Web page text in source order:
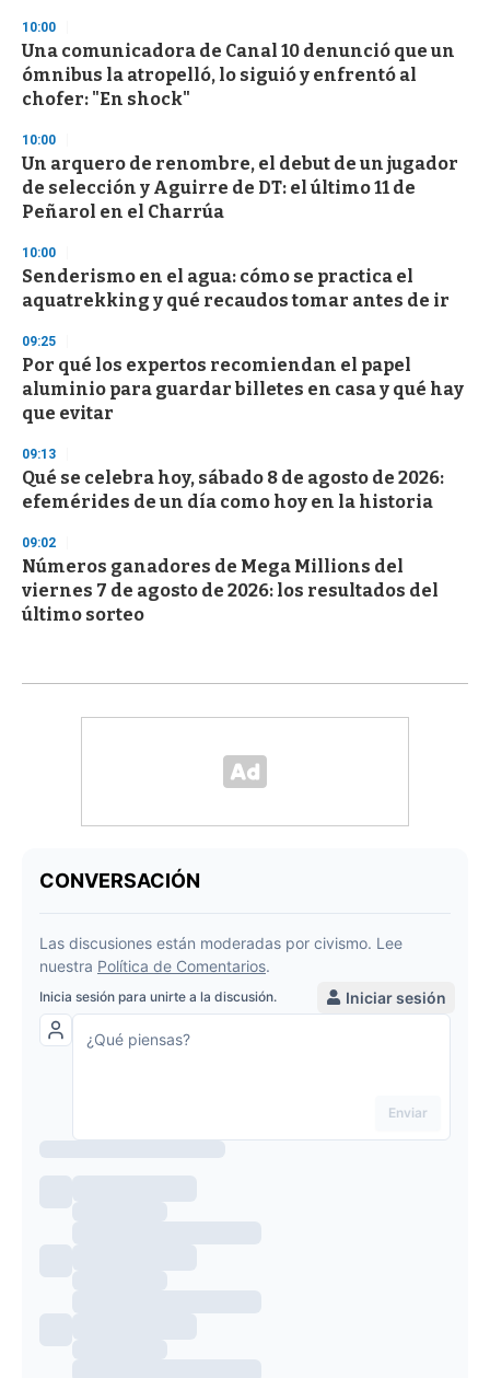
d
s
10:00
Una comunicadora de Canal 10 denunció que un
ómnibus la atropelló, lo siguió y enfrentó al
chofer: "En shock"
10:00
Un arquero de renombre, el debut de un jugador
de selección y Aguirre de DT: el último 11 de
Peñarol en el Charrúa
10:00
Senderismo en el agua: cómo se practica el
aquatrekking y qué recaudos tomar antes de ir
09:25
Por qué los expertos recomiendan el papel
aluminio para guardar billetes en casa y qué hay
que evitar
09:13
Qué se celebra hoy, sábado 8 de agosto de 2026:
efemérides de un día como hoy en la historia
09:02
Números ganadores de Mega Millions del
viernes 7 de agosto de 2026: los resultados del
último sorteo